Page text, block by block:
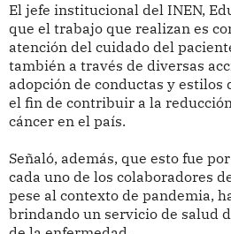
El jefe institucional del INEN,
que el trabajo que realizan es
atención del cuidado del
también a través de diversas
adopción de conductas y estilos
el fin de contribuir a la
cáncer en el país.
Señaló, además, que esto fue
cada uno de los colaboradores
pese al contexto de pandemia,
brindando un servicio de salud